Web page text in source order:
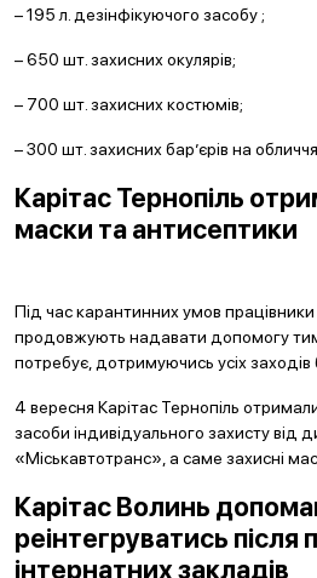
– 195 л. дезінфікуючого засобу ;
– 650 шт. захисних окулярів;
– 700 шт. захисних костюмів;
– 300 шт. захисних бар’єрів на обличчя.
Карітас Тернопіль
маски та антисептики
Під час карантинних умов працівники
продовжують надавати допомогу
потребує, дотримуючись усіх заходів
4 вересня Карітас Тернопіль
засоби індивідуального захисту від
«Міськавтотранс», а саме захисні
Карітас Волинь
реінтегруватись після
інтернатних закладів